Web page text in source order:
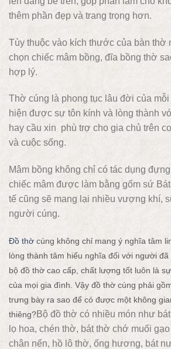
thêm phần đẹp và trang trọng hơn.
Tùy thuộc vào kích thước của bàn thờ
chọn chiếc mâm bồng, đĩa bồng thờ
hợp lý.
Thờ cúng là phong tục lâu đời của
hiện được sự tôn kính và lòng thành
hay cầu xin phù trợ cho gia chủ trên
và cuộc sống.
Mâm bồng không chỉ có tác dụng
chiếc mâm được làm bằng gốm sứ
tế cũng sẽ mang lại nhiều vượng khí,
người cúng.
Đồ thờ cúng không chỉ mang ý nghĩa tâm
lòng thành tâm hiếu nghĩa đối với người
bộ đồ thờ cao cấp, chất lượng tốt luôn là
của mọi gia đình. Vậy đồ thờ cúng phải
trưng bày ra sao để có được một không
thiêng?Bộ đồ thờ có nhiều món như
lọ hoa, chén thờ, bát thờ chớ muối
chân nến, hồ lô thờ, ống hương, bát